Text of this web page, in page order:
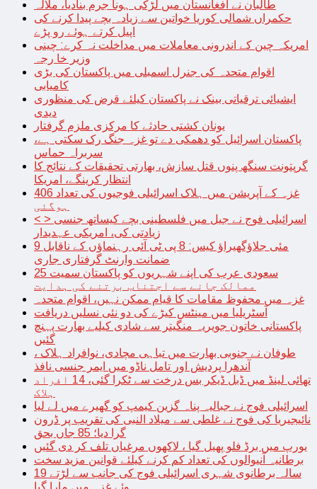
طالبان نے افغانستان میں لڑکی ہونا جرم بنادیا، ملالہ
حکمراں شمالی کوریا خواتین سے زیادہ بچے پیدا کرنے کی
اپیل کرتے ہوئے رو پڑے
امریکہ چین کے اندرونی معاملات میں مداخلت نہ کرے: چینی
وزیر خا رجہ
اقوام متحدہ کی جنرل اسمبلی میں پاکستان کی بڑی
کامیابی
ایشیائی ترقیاتی بینک نے پاکستان کیلئے قرض کی منظوری
دیدی
یونان کشتی حادثے کا مرکزی ملزم گرفتار
پاکستان اسرائیل کو دھمکی دے تو غزہ جنگ رک سکتی ہے،
سربراہ حماس
گرپتونت سنگھ پنوں قتل سازش، بھارتی تحقیقات کے نتائج کا
انتظار کرینگے، امریکا
غزہ کے آپریشن میں ہلاک اسرائیلی فوجیوں کی تعداد 406
ہوگئی
< > اسرائیلی فوج نے جیل میں فلسطینی بچے کیساتھ جنسی
زیادتی کی، امریکی عہدیدار
9 مئی جلاؤگھیراؤ کیس: 8 پی ٹی آئی رہنماؤں کے ناقابل
ضمانت وارنٹ گرفتاری جاری
سعودی عرب کی اپنے شہریوں کو پاکستان سمیت 25
ممالک جانے سے اجتناب برتنے کی ہدایت
غزہ میں محفوظ مقامات کا قیام ممکن نہیں، اقوام متحدہ
آسٹریلیا میں مینٹس کیڑے کی دو نئی نسلیں دریافت
پاکستانی خاتون جویریہ منگیتر سے شادی کیلیے بھارت پہنچ
گئیں
طوفان نے جنوبی بھارت میں تباہی مچادی، نوافراد ہلاک ،
آندھرا پردیش اور تامل ناڈو میں ایمر جنسی نافذ
تھائی لینڈ میں ڈبل ڈیکر بس درخت سے ٹکرا گئی، 14 افراد
ہلاک
اسرائیلی فوج نے جبالیہ پناہ گزین کیمپ کو گھیرے میں لے لیا
نائیجیریا کی فوج نے غلطی سے میلاد النبی کی تقریب پر ڈرون
گرا دیا؛ 85 جاں بحق
یورپ میں برڈ فلو پھیل گیا ، لاکھوں مرغیاں تلف کر دی گئیں
برطانیہ آنیوالوں کی تعداد کم کرنے کیلئے قوانین مزید سخت
19 سالہ برطانوی شہری اسرائیلی فوج کی جانب سے لڑتے
ہوئے غزہ میں مارا گیا